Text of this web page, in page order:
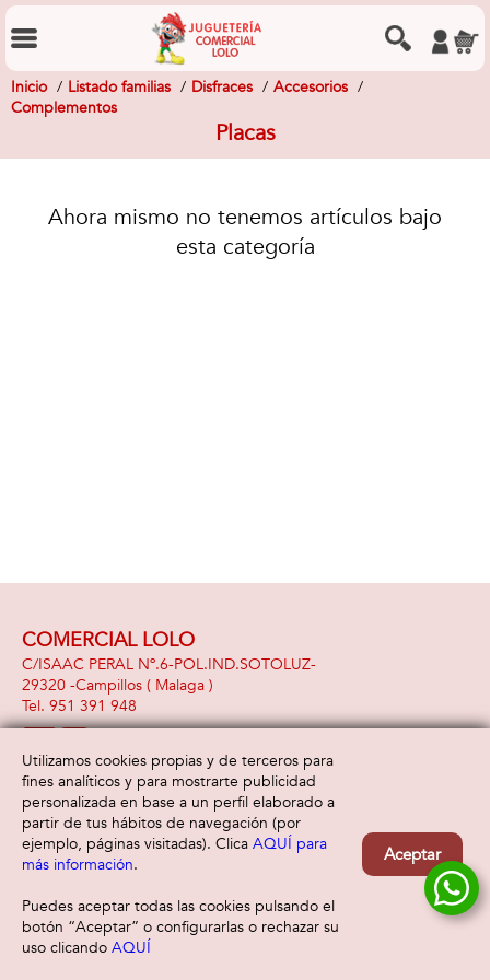
Inicio Listado familias Disfraces
Accesorios
Complementos
Placas
Ahora mismo no tenemos artículos bajo
esta categoría
Filtrar
COMERCIAL LOLO
C/ISAAC PERAL Nº.6-POL.IND.SOTOLUZ-
29320 -Campillos ( Malaga )
951 391 948
Información
Aviso legal
Política de privacidad
Política de cookies
Atención al cliente
Envío y devolución
Utilizamos cookies propias y de terceros para
fines analíticos y para mostrarte publicidad
personalizada en base a un perfil elaborado a
partir de tus hábitos de navegación (por
ejemplo, páginas visitadas). Clica AQUÍ para
más información.
Puedes aceptar todas las cookies pulsando el
botón “Aceptar” o configurarlas o rechazar su
uso clicando AQUÍ
Aceptar